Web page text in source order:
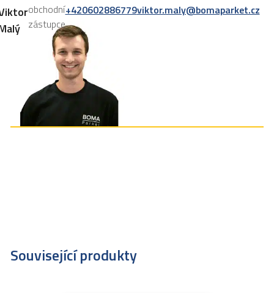
obchodní
zástupce
+420602886779viktor.maly@bomaparket.cz
Související produkty